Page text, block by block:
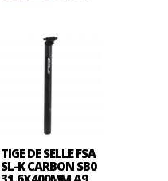
TIGE DE SELLE FSA
SL-K CARBON SB0